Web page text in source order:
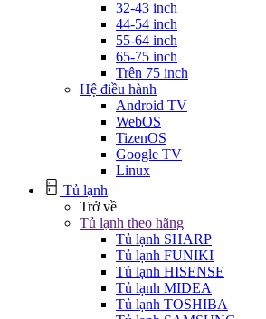
32-43 inch
44-54 inch
55-64 inch
65-75 inch
Trên 75 inch
Hệ điều hành
Android TV
WebOS
TizenOS
Google TV
Linux
Tủ lạnh
Trở về
Tủ lạnh theo hãng
Tủ lạnh SHARP
Tủ lạnh FUNIKI
Tủ lạnh HISENSE
Tủ lạnh MIDEA
Tủ lạnh TOSHIBA